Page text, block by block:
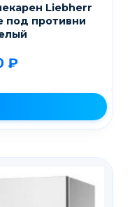
Liebherr
под противни
₽